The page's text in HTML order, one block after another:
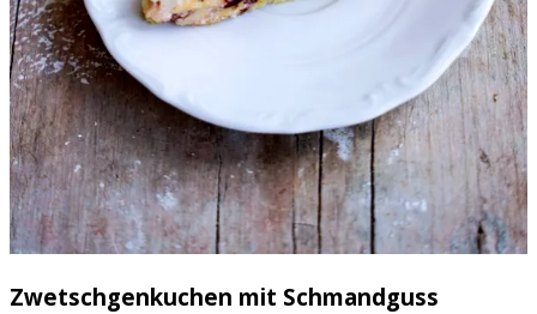
Zwetschgenkuchen mit Schmandguss